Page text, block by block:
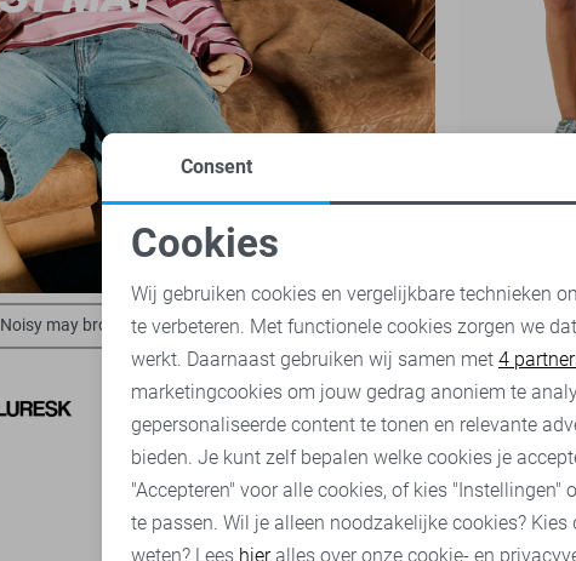
Noisy may
Noisy may broeken Noisy may korte broeken Jacqueline de Yong
Noodzakelijke cookies
Analytische cookies
Consent
Cookies
Wij gebruiken cookies en vergelijkbare technieken
te verbeteren. Met functionele cookies zorgen we
werkt. Daarnaast gebruiken wij samen met 4
marketingcookies om jouw gedrag anoniem te
gepersonaliseerde content te tonen en relevante
bieden. Je kunt zelf bepalen welke cookies je
"Accepteren" voor alle cookies, of kies "Instellingen"
te passen. Wil je alleen noodzakelijke cookies? Kies
weten? Lees hieralles over onze cookie- en